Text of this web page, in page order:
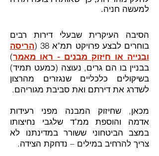
למעשה חניה.
הסיבה העיקרית שבעלי דירות רבים
בוחרים לבצע פרויקט תמ"א 38 (
הריסה
ובנייה או חיזוק מבנים - ראו מאמר)
בבניין בו הם גרים, נעוצה (כמעט תמיד)
בשיקולים כלכליים שנגזרים מהרצון
לשדרג את דירתם ואת סביבת מגוריהם.
מכאן, שחיזוק המבנה מפני רעידות
אדמה והוספת ממ"ד שלגבי נחיצותו
במצב הביטחוני ששורר במדינתנו לא
צריך להרחיב במילים – נדחקת הצידה.